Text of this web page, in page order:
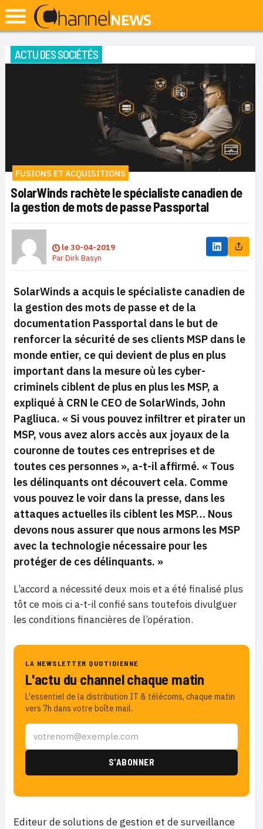
ACTU DES SOCIÉTÉS
FUSIONS ET ACQUISITIONS
SolarWinds rachète le spécialiste canadien de
la gestion de mots de passe Passportal
le30-04-2019
ParDirk Basyn
SolarWinds a acquis le spécialiste canadien de
la gestion des mots de passe et de la
documentation Passportal dans le but de
renforcer la sécurité de ses clients MSP dans le
monde entier, ce qui devient de plus en plus
important dans la mesure où les cyber-
criminels ciblent de plus en plus les MSP, a
expliqué à CRN le CEO de SolarWinds, John
Pagliuca. « Si vous pouvez infiltrer et pirater un
MSP, vous avez alors accès aux joyaux de la
couronne de toutes ces entreprises et de
toutes ces personnes », a-t-il affirmé. « Tous
les délinquants ont découvert cela. Comme
vous pouvez le voir dans la presse, dans les
attaques actuelles ils ciblent les MSP… Nous
devons nous assurer que nous armons les MSP
avec la technologie nécessaire pour les
protéger de ces délinquants. »
L’accord a nécessité deux mois et a été finalisé plus
tôt ce mois ci a-t-il confié sans toutefois divulguer
les conditions financières de l’opération.
LA NEWSLETTER QUOTIDIENNE
L'actu du channel chaque matin
L'essentiel de la distribution IT & télécoms, chaque matin
vers 7h dans votre boîte mail.
Editeur de solutions de gestion et de surveillance